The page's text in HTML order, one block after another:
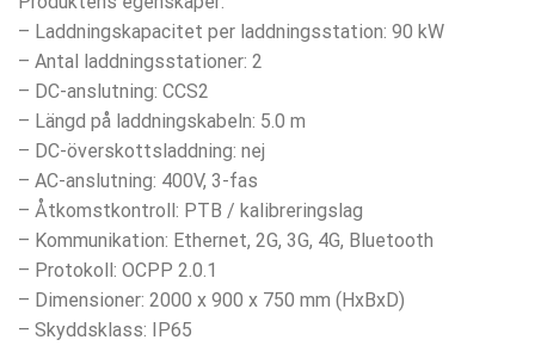
– Laddningskapacitet per laddningsstation: 90 kW
– Antal laddningsstationer: 2
– DC-anslutning: CCS2
– Längd på laddningskabeln: 5.0 m
– DC-överskottsladdning: nej
– AC-anslutning: 400V, 3-fas
– Åtkomstkontroll: PTB / kalibreringslag
– Kommunikation: Ethernet, 2G, 3G, 4G, Bluetooth
– Protokoll: OCPP 2.0.1
– Dimensioner: 2000 x 900 x 750 mm (HxBxD)
– Skyddsklass: IP65